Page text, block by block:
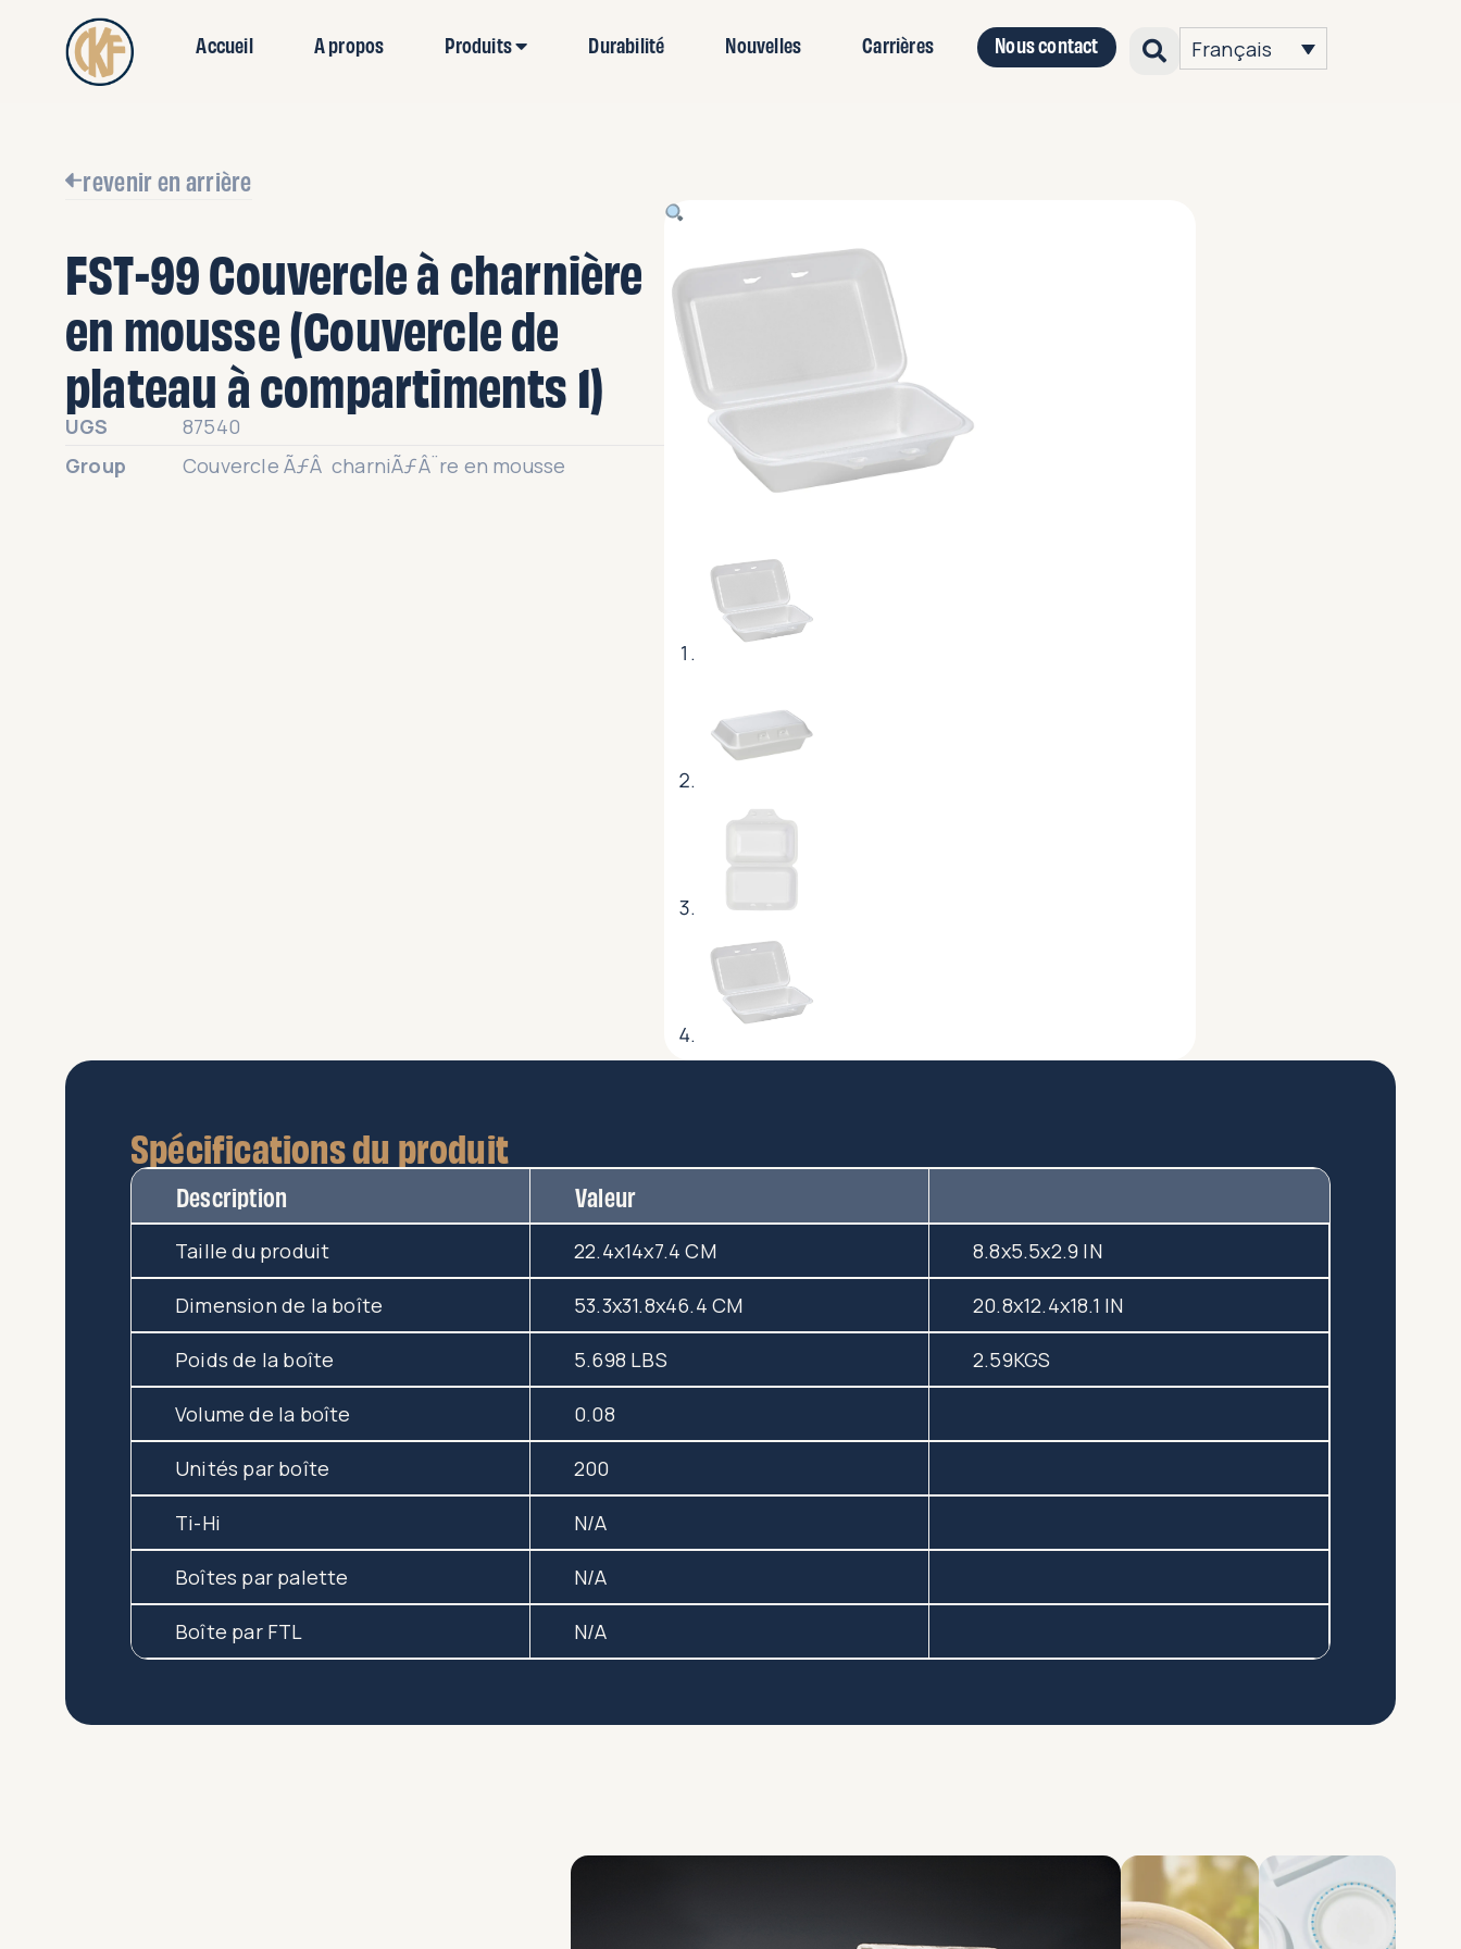
Accueil A propos Produits Durabilité Nouvelles Carrières Nous contact Français
revenir en arrière
FST-99 Couvercle à charnière
en mousse (Couvercle de
plateau à compartiments 1)
UGS
87540
Group
Couvercle ÃƒÂ charniÃƒÂ¨re en mousse
Spécifications du produit
Description Valeur
Taille du produit 22.4x14x7.4 CM 8.8x5.5x2.9 IN
Dimension de la boîte 53.3x31.8x46.4 CM 20.8x12.4x18.1 IN
Poids de la boîte 5.698 LBS 2.59KGS
Volume de la boîte 0.08
Unités par boîte 200
Ti-Hi N/A
Boîtes par palette N/A
Boîte par FTL N/A